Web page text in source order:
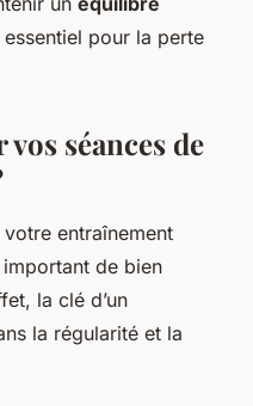
pour la perte
séances de
entraînement
de bien
la clé d’un
la régularité et la